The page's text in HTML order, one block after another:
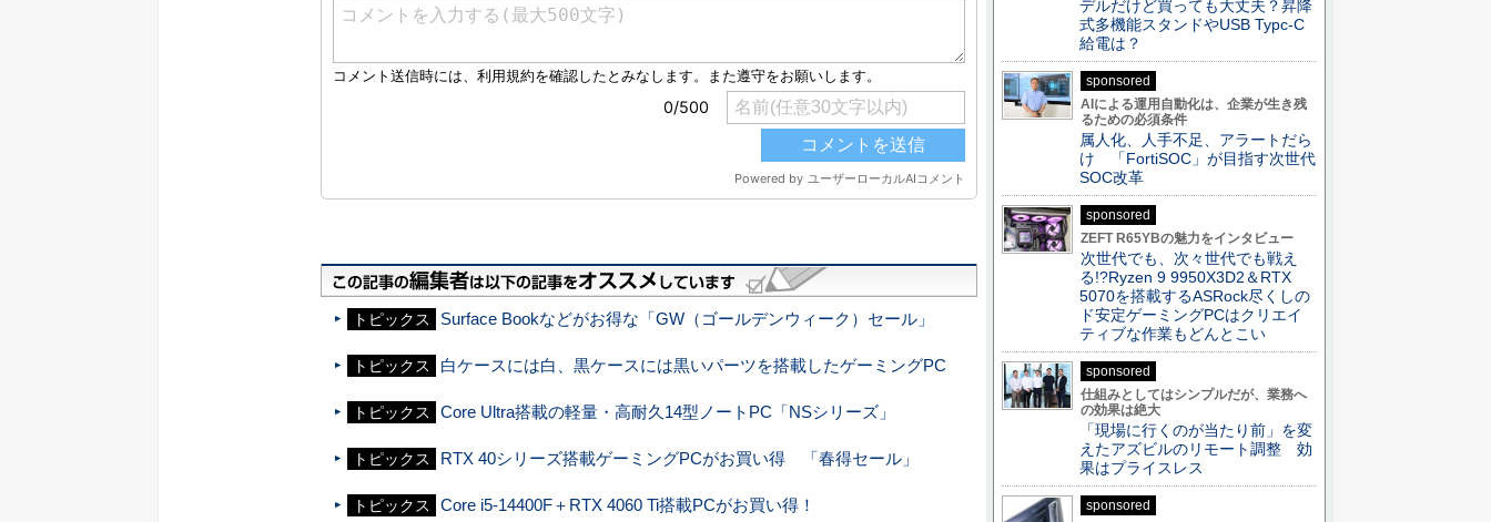
トピックス Surface Bookなどがお得な「GW（ゴールデンウィーク）セール」
トピックス 白ケースには白、黒ケースには黒いパーツを搭載したゲーミングPC
トピックス Core Ultra搭載の軽量・高耐久14型ノートPC「NSシリーズ」
トピックス RTX 40シリーズ搭載ゲーミングPCがお買い得 「春得セール」
トピックス
Core i5-14400F＋RTX 4060 Ti搭載PCがお買い得！
デルだけど買っても大丈夫？昇降
式多機能スタンドやUSB Typc-C
給電は？
sponsored
AIによる運用自動化は、企業が生き残
るための必須条件
属人化、人手不足、アラートだら
け 「FortiSOC」が目指す次世代
SOC改革
sponsored
ZEFT R65YBの魅力をインタビュー
次世代でも、次々世代でも戦え
る!?Ryzen 9 9950X3D2＆RTX
5070を搭載するASRock尽くしの
ド安定ゲーミングPCはクリエイ
ティブな作業もどんとこい
sponsored
仕組みとしてはシンプルだが、業務へ
の効果は絶大
「現場に行くのが当たり前」を変
えたアズビルのリモート調整 効
果はプライスレス
sponsored